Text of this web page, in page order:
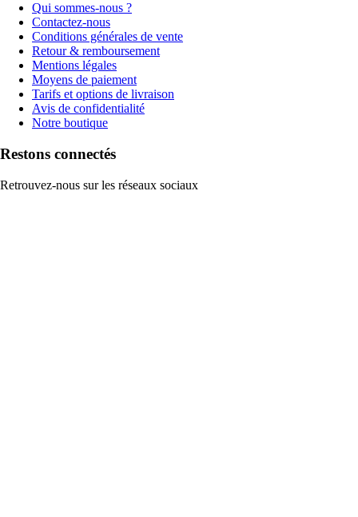
Qui sommes-nous ?
Contactez-nous
Conditions générales de vente
Retour & remboursement
Mentions légales
Moyens de paiement
Tarifs et options de livraison
Avis de confidentialité
Notre boutique
Restons connectés
Retrouvez-nous sur les réseaux sociaux